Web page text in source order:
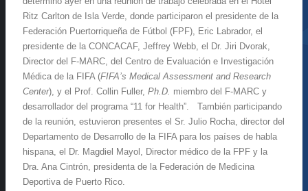
Ritz Carlton de Isla Verde, donde participaron el presidente de la
Federación Puertorriqueña de Fútbol (FPF), Eric Labrador, el
presidente de la CONCACAF, Jeffrey Webb, el Dr. Jiri Dvorak,
Director del F-MARC, del Centro de Evaluación e Investigación
Médica de la FIFA (FIFA’s Medical Assessment and Research
Center), y el Prof. Collin Fuller, Ph.D. miembro del F-MARC y
desarrollador del programa “11 for Health”. También participando
de la reunión, estuvieron presentes el Sr. Julio Rocha, director del
Departamento de Desarrollo de la FIFA para los países de habla
hispana, el Dr. Magdiel Mayol, Director médico de la FPF y la
Dra. Ana Cintrón, presidenta de la Federación de Medicina
Deportiva de Puerto Rico.